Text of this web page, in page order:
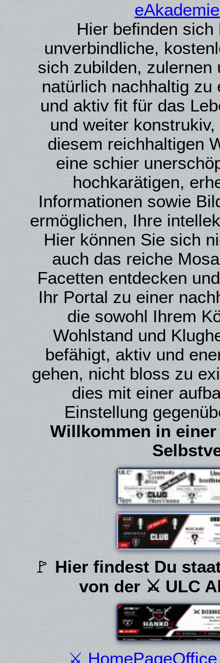
Hier befinden
unverbindliche,
sich zubilden, zulernen
natürlich nachhaltig
und aktiv fit für das
und weiter
diesem reichhaltigen
eine schier
hochkarätigen,
Informationen sowie
ermöglichen, Ihre
Hier können Sie sich
auch das reiche
Facetten entdecken
Ihr Portal zu einer
die sowohl Ihrem
Wohlstand und
befähigt, aktiv und
gehen, nicht bloss zu
dies mit einer
Einstellung
Willkommen in
🚩 Hier findest Du
von der ⚔ ULC
⚔